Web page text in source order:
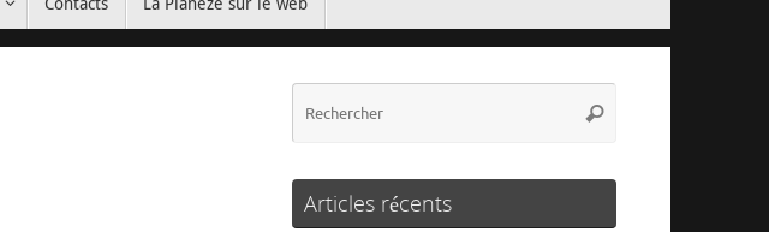
Articles récents